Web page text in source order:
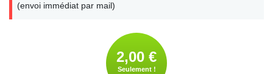
(envoi immédiat par mail)
2,00 €
Seulement !